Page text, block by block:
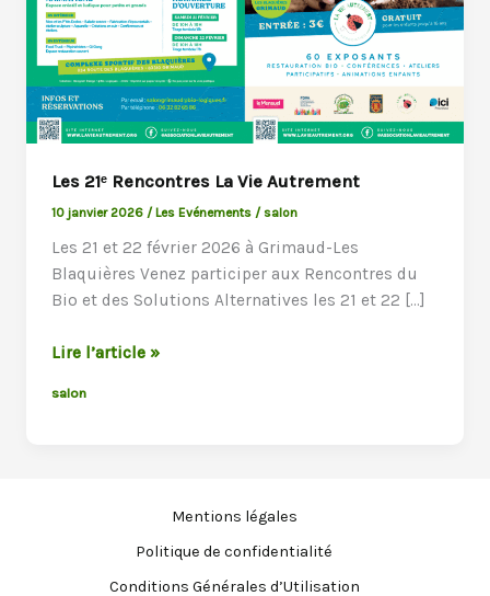
Les 21ᵉ Rencontres La Vie Autrement
10 janvier 2026 /Les Evénements /salon
Les 21 et 22 février 2026 à Grimaud-Les
Blaquières Venez participer aux Rencontres du
Bio et des Solutions Alternatives les 21 et 22 […]
Les
Rencontres
Lire l’article »
salon
Mentions légales
Politique de confidentialité
Conditions Générales d’Utilisation